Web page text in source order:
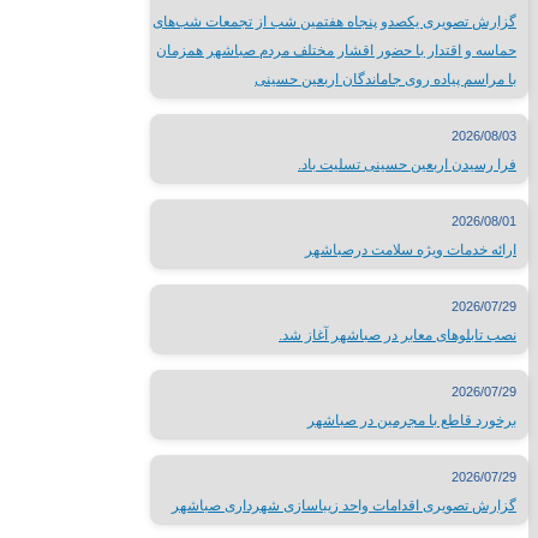
گزارش تصویری یکصدو پنجاه هفتمین شب از تجمعات شب‌های
حماسه و اقتدار با حضور اقشار مختلف مردم صباشهر همزمان
با مراسم پیاده روی جاماندگان اربعین حسینی
2026/08/03
فرا رسیدن اربعین حسینی تسلیت باد.
2026/08/01
ارائه خدمات ویژه سلامت درصباشهر
2026/07/29
نصب تابلوهای معابر در صباشهر آغاز شد.
2026/07/29
برخورد قاطع با مجرمین در صباشهر
2026/07/29
گزارش تصویری اقدامات واحد زیباسازی شهرداری صباشهر
استانداری تهران
فرمانداری شهرستان شهریار
اداره ورزش و جوانان شهریار
تماس با
تلفن تماس:65624446-021
پست الکترونیک: info@sabacity.ir
آدرس شهرداری: استان تهران_ شهرستان شهریار_ صباشهر_ ابتدای
کلیه حقوق مادی و معنوی این سایت متعلق به شهرداری صباشهر می